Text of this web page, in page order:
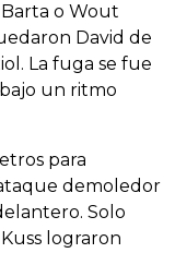
o Wout
David de
La fuga se fue
un ritmo
para
demoledor
Solo
lograron